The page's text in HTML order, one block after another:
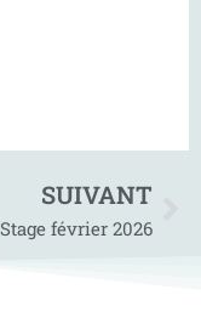
SUIVANT
Stage février 2026